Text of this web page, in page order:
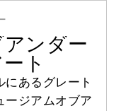
ンダー
ト
あるグレート
ージアムオブア